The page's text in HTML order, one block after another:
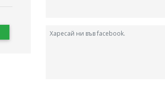
Харесай ни във facebook.